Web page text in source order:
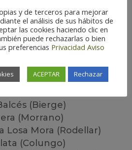
Santa Cilia de
donde se
interpretativas.
ofrece rutas
como:
(Bierge)
(Morrano)
Losa Mora (Rodellar)
(Colungo)
y de terceros para mejorar
el análisis de sus hábitos de
las cookies haciendo clic en
puede rechazarlas o bien
preferencias Privacidad Aviso
ACEPTAR Rechazar